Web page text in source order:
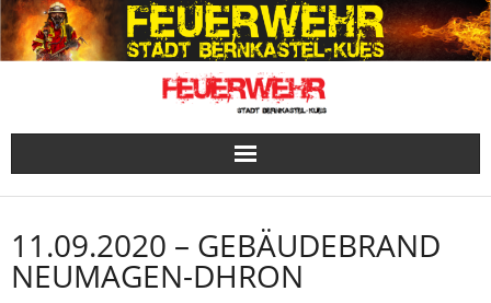
Skip
to
content
11.09.2020 – GEBÄUDEBRAND
NEUMAGEN-DHRON